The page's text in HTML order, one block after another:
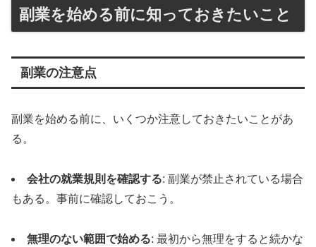
副業を始める前に知っておきたいこと
副業の注意点
副業を始める前に、いくつか注意しておきたいことがあ
る。
会社の就業規則を確認する: 副業が禁止されている場合
もある。事前に確認しておこう。
無理のない範囲で始める: 最初から無理をすると続かな